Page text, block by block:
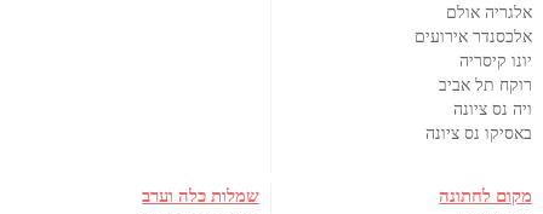
אלגריה אולם
אלכסנדר אירועים
יונו קיסריה
רוקח תל אביב
ויה נס ציונה
באסיקו נס ציונה
מקום לחתונה שמלות כלה וערב